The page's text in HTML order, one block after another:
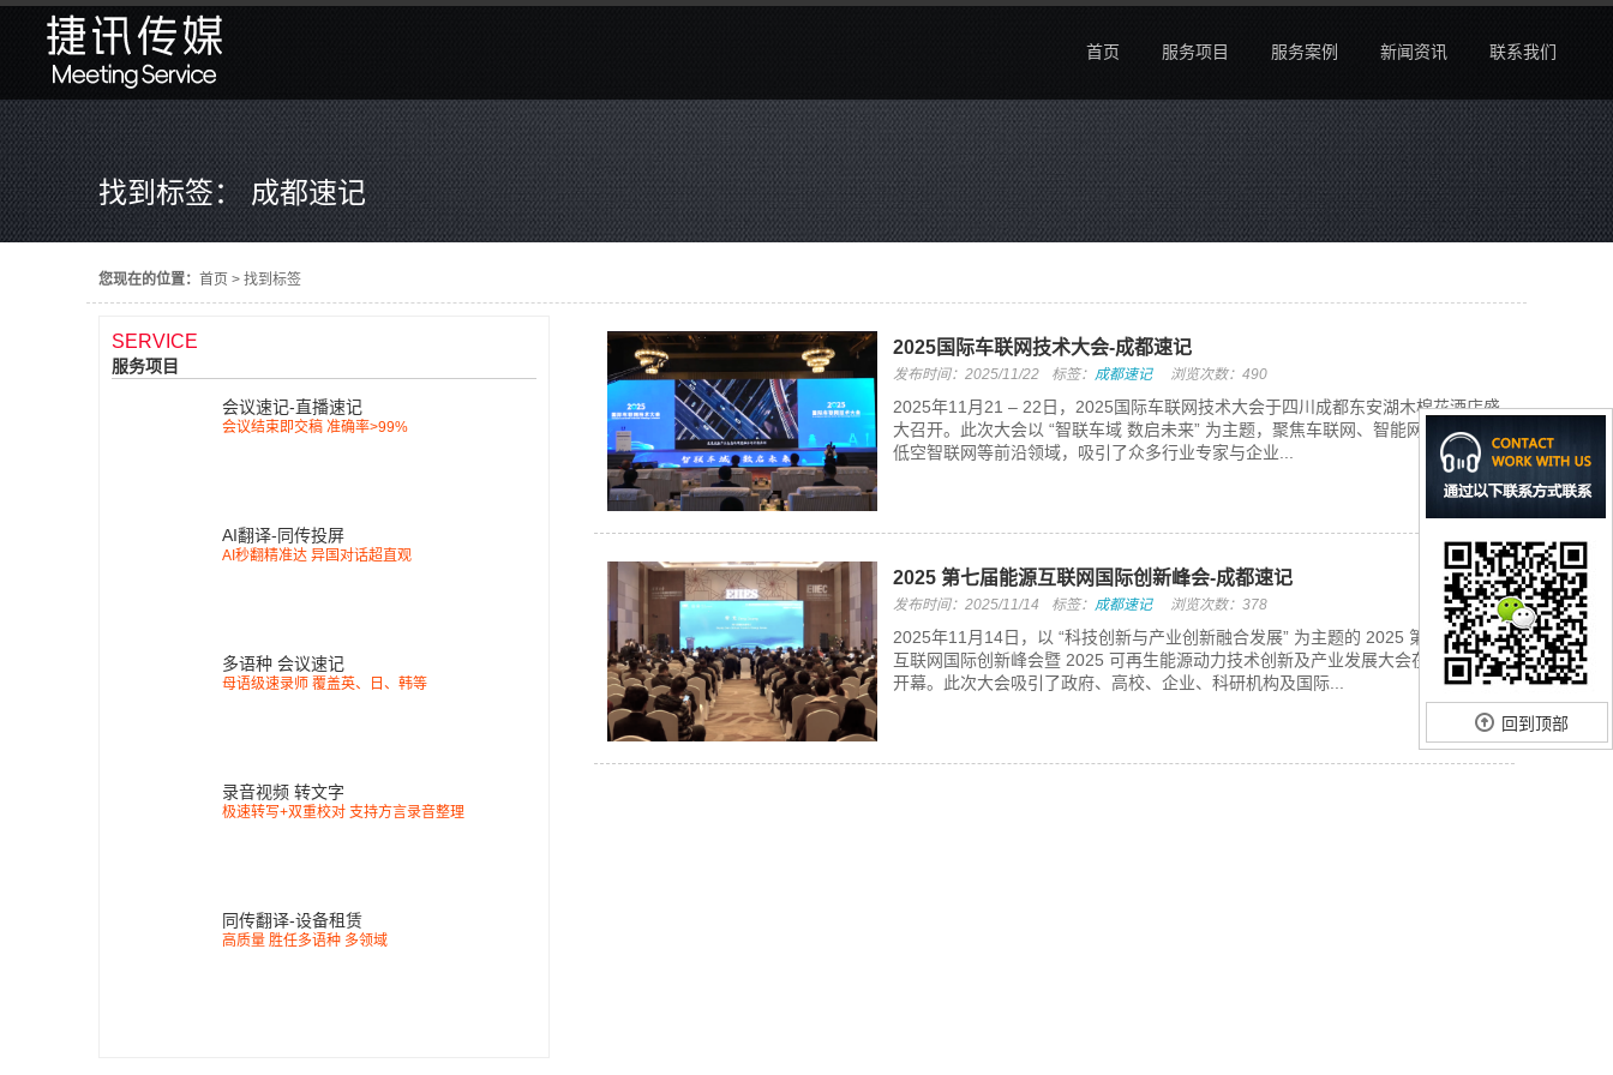
首页 服务项目 服务案例 新闻资讯 联系我们
找到标签： 成都速记
您现在的位置： 首页 > 找到标签
SERVICE
服务项目
会议速记-直播速记
会议结束即交稿 准确率>99%
AI翻译-同传投屏
AI秒翻精准达 异国对话超直观
多语种 会议速记
母语级速录师 覆盖英、日、韩等
录音视频 转文字
极速转写+双重校对 支持方言录音整理
同传翻译-设备租赁
高质量 胜任多语种 多领域
2025国际车联网技术大会-成都速记
发布时间：2025/11/22 标签：成都速记 浏览次数：490
2025年11月21 – 22日，2025国际车联网技术大会于四川成都东安湖木棉花酒店盛
大召开。此次大会以 “智联车域 数启未来” 为主题，聚焦车联网、智能网联汽车、
低空智联网等前沿领域，吸引了众多行业专家与企业...
2025 第七届能源互联网国际创新峰会-成都速记
发布时间：2025/11/14 标签：成都速记 浏览次数：378
2025年11月14日，以 “科技创新与产业创新融合发展” 为主题的 2025 第七届能源
互联网国际创新峰会暨 2025 可再生能源动力技术创新及产业发展大会在成都盛大
开幕。此次大会吸引了政府、高校、企业、科研机构及国际...
回到顶部